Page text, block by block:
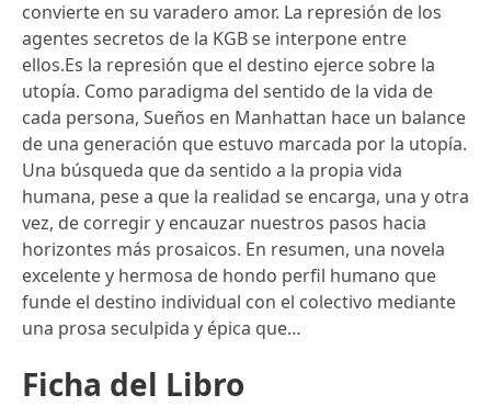
convierte en su varadero amor. La represión de los
agentes secretos de la KGB se interpone entre
ellos.Es la represión que el destino ejerce sobre la
utopía. Como paradigma del sentido de la vida de
cada persona, Sueños en Manhattan hace un balance
de una generación que estuvo marcada por la utopía.
Una búsqueda que da sentido a la propia vida
humana, pese a que la realidad se encarga, una y otra
vez, de corregir y encauzar nuestros pasos hacia
horizontes más prosaicos. En resumen, una novela
excelente y hermosa de hondo perfil humano que
funde el destino individual con el colectivo mediante
una prosa seculpida y épica que…
Ficha del Libro